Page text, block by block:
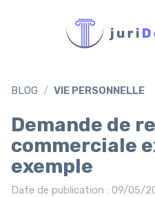
BLOG VIE PERSONNELLE
Demande de
commerciale
exemple
Date de publication : 09/05/